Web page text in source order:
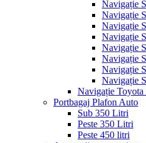
Navigație
Navigație
Navigație
Navigație
Navigație
Navigație
Navigație
Navigație
Navigație Toyota
Portbagaj Plafon Auto
Sub 350 Litri
Peste 350 Litri
Peste 450 litri